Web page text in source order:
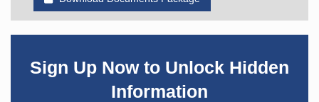
Sign Up Now to Unlock Hidden
Information